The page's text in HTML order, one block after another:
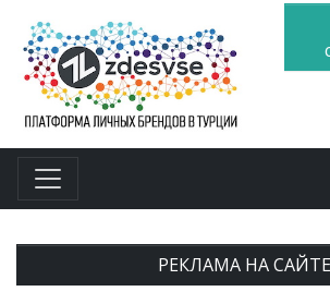
РЕКЛАМА НА САЙТЕ